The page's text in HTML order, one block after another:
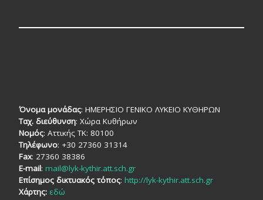
Όνομα μονάδας: ΗΜΕΡΗΣΙΟ ΓΕΝΙΚΟ ΛΥΚΕΙΟ ΚΥΘΗΡΩΝ
Ταχ. διεύθυνση: Χώρα Κυθήρων
Νομός: Αττικής TK: 80100
Τηλέφωνο: +30 27360 31314
Fax: 27360 38386
E-mail: mail@lyk-kythir.att.sch.gr
Επίσημος δικτυακός τόπος: http://lyk-kythir.att.sch.gr
Χάρτης: εδώ